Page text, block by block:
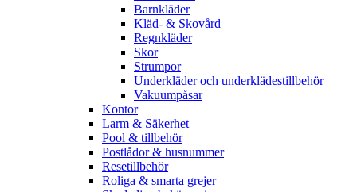
Barnkläder
Kläd- & Skovård
Regnkläder
Skor
Strumpor
Underkläder och underklädestillbehör
Vakuumpåsar
Kontor
Larm & Säkerhet
Pool & tillbehör
Postlådor & husnummer
Resetillbehör
Roliga & smarta grejer